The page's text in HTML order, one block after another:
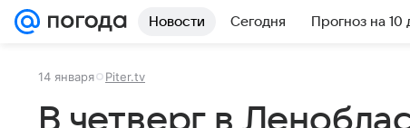
Новости Сегодня Прогноз на 10
14 января Piter.tv